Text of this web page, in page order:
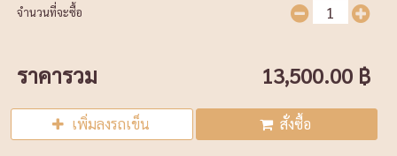
จำนวนที่จะซื้อ
ราคารวม 13,500.00 ฿
เพิ่มลงรถเข็น สั่งซื้อ